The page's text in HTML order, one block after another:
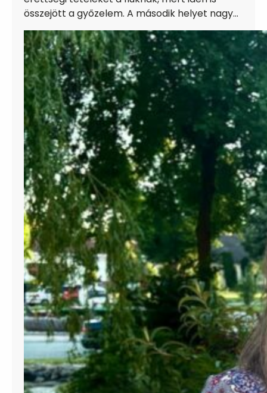
összejött a győzelem. A második helyet nagy…